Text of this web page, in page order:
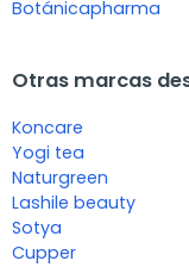
Botánicapharma
Otras marcas
Koncare
Yogi tea
Naturgreen
Lashile beauty
Sotya
Cupper